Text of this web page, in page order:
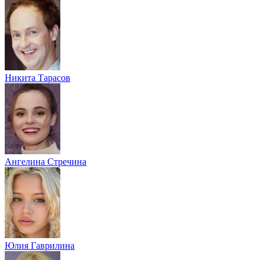
Никита Тарасов
Ангелина Стречина
Юлия Гаврилина